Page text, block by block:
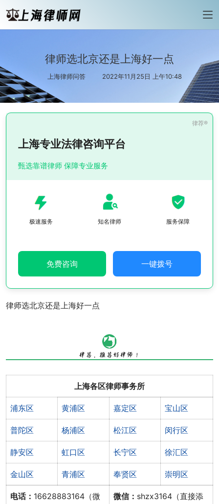
律师选北京还是上海好一点
上海律师问答 2022年11月25日 上午10:48
上海专业法律咨询平台
甄选靠谱律师 保障专业服务
极速服务 知名律师 服务保障
免费咨询 一键拨号
律师选北京还是上海好一点
上海各区律师事务所
浦东区 黄浦区 嘉定区 宝山区
普陀区 杨浦区 松江区 闵行区
静安区 虹口区 长宁区 徐汇区
金山区 青浦区 奉贤区 崇明区
电话： 16628883164（微
微信： shzx3164（直接添